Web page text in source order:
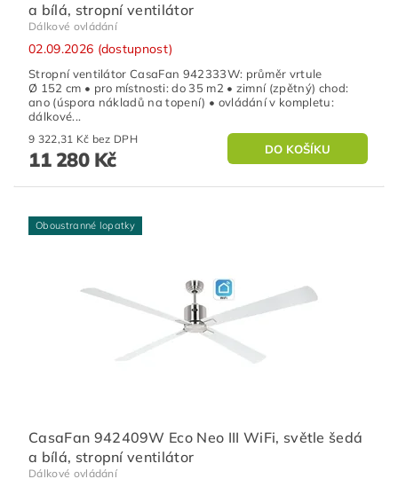
a bílá, stropní ventilátor
Dálkové ovládání
02.09.2026 (dostupnost)
Stropní ventilátor CasaFan 942333W: průměr vrtule
Ø 152 cm • pro místnosti: do 35 m2 • zimní (zpětný) chod:
ano (úspora nákladů na topení) • ovládání v kompletu:
dálkové...
9 322,31 Kč bez DPH
11 280 Kč
Oboustranné lopatky
CasaFan 942409W Eco Neo III WiFi, světle šedá
a bílá, stropní ventilátor
Dálkové ovládání